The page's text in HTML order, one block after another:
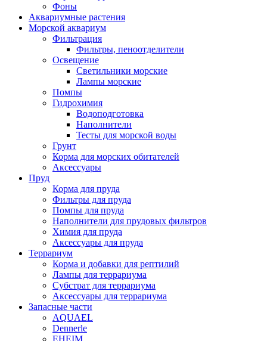
Фоны
Аквариумные растения
Морской аквариум
Фильтрация
Фильтры, пеноотделители
Освещение
Светильники морские
Лампы морские
Помпы
Гидрохимия
Водоподготовка
Наполнители
Тесты для морской воды
Грунт
Корма для морских обитателей
Аксессуары
Пруд
Корма для пруда
Фильтры для пруда
Помпы для пруда
Наполнители для прудовых фильтров
Химия для пруда
Аксессуары для пруда
Террариум
Корма и добавки для рептилий
Лампы для террариума
Субстрат для террариума
Аксессуары для террариума
Запасные части
AQUAEL
Dennerle
EHEIM